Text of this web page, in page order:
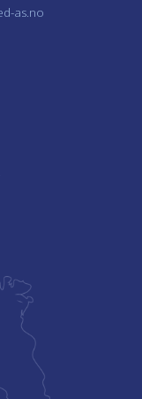
as.no